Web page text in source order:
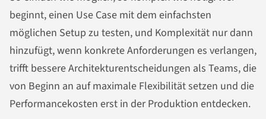
beginnt, einen Use Case mit dem einfachsten
möglichen Setup zu testen, und Komplexität nur dann
hinzufügt, wenn konkrete Anforderungen es verlangen,
trifft bessere Architekturentscheidungen als Teams, die
von Beginn an auf maximale Flexibilität setzen und die
Performancekosten erst in der Produktion entdecken.